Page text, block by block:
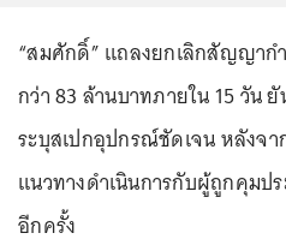
“สมศักดิ์” แถลงยกเลิกสัญญาก
กว่า 83 ล้านบาทภายใน 15 วัน
ระบุสเปกอุปกรณ์ชัดเจน หลังจ
แนวทางดำเนินการกับผู้ถูกคุมป
อีกครั้ง